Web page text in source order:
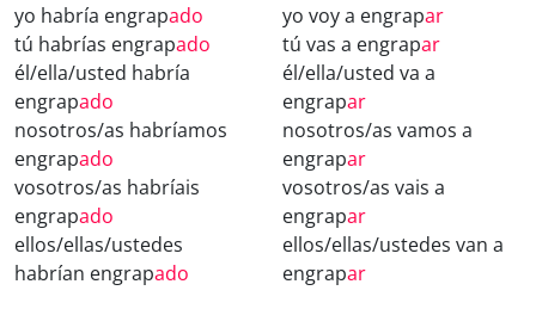
yo habría engrapado
tú habrías engrapado
él/ella/usted habría
engrapado
nosotros/as habríamos
engrapado
vosotros/as habríais
engrapado
ellos/ellas/ustedes
habrían engrapado
yo voy a engrapar
tú vas a engrapar
él/ella/usted va a
engrapar
nosotros/as vamos a
engrapar
vosotros/as vais a
engrapar
ellos/ellas/ustedes van a
engrapar